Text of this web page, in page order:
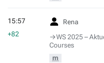
Rena
→‎WS 2025 –
Courses
m
15:57
+82